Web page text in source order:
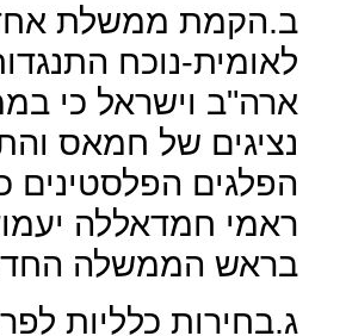
ב.הקמת ממשלת
לאומית-נוכח
ארה"ב וישראל כי
נציגים של חמאס
הפלגים הפלסטינים
ראמי חמדאללה
בראש הממשלה
ג.בחירות כלליות